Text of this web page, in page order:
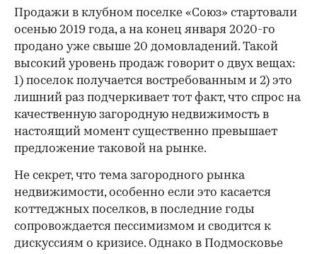
Продажи в клубном поселке «Союз» стартовали
осенью 2019 года, а на конец января 2020-го
продано уже свыше 20 домовладений. Такой
высокий уровень продаж говорит о двух вещах:
1) поселок получается востребованным и 2) это
лишний раз подчеркивает тот факт, что спрос на
качественную загородную недвижимость в
настоящий момент существенно превышает
предложение таковой на рынке.
Не секрет, что тема загородного рынка
недвижимости, особенно если это касается
коттеджных поселков, в последние годы
сопровождается пессимизмом и сводится к
дискуссиям о кризисе. Однако в Подмосковье